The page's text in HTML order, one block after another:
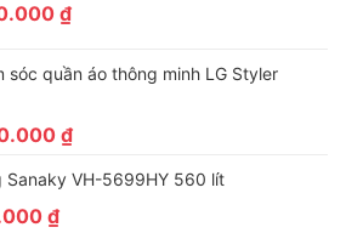
₫
sóc quần áo thông minh LG Styler
₫
Sanaky VH-5699HY 560 lít
₫